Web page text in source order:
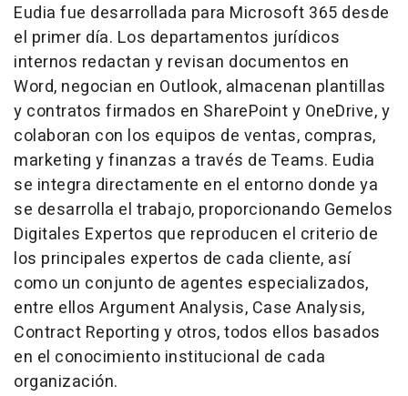
Eudia fue desarrollada para Microsoft 365 desde
el primer día. Los departamentos jurídicos
internos redactan y revisan documentos en
Word, negocian en Outlook, almacenan plantillas
y contratos firmados en SharePoint y OneDrive, y
colaboran con los equipos de ventas, compras,
marketing y finanzas a través de Teams. Eudia
se integra directamente en el entorno donde ya
se desarrolla el trabajo, proporcionando Gemelos
Digitales Expertos que reproducen el criterio de
los principales expertos de cada cliente, así
como un conjunto de agentes especializados,
entre ellos Argument Analysis, Case Analysis,
Contract Reporting y otros, todos ellos basados
en el conocimiento institucional de cada
organización.